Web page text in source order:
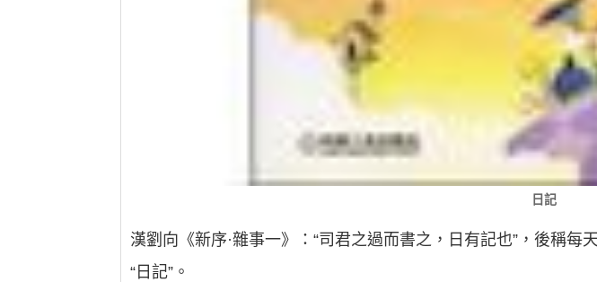
日記
漢劉向《新序·雜事一》：“司君之過而書之，日有記也”，後稱
“日記”。